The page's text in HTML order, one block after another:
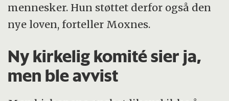
mennesker. Hun støttet derfor også den
nye loven, forteller Moxnes.
Ny kirkelig komité sier ja,
men ble avvist